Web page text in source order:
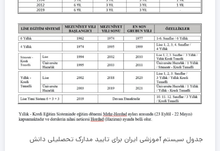
جدول سیستم آموزشی ایران برای تایید مدارک تحصلیلی دانش